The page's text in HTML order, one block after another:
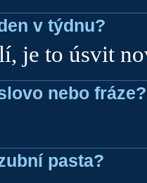
v týdnu?
je to úsvit
nebo fráze?
pasta?